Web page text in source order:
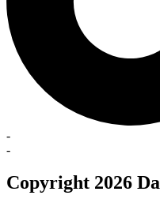
-
-
Copyright 2026